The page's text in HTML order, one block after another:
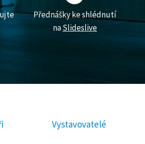
Přednášky ke shlédnutí
naSlideslive
Vystavovatelé